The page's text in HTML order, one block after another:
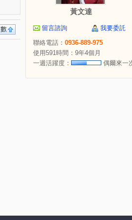
黃文達
留言諮詢
我要委託
聯絡電話： 0936-889-975
使用591時間：9年4個月
一週活躍度：
偶爾來一